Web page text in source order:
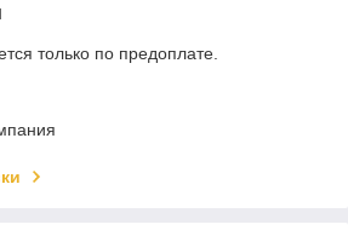
только по предоплате.